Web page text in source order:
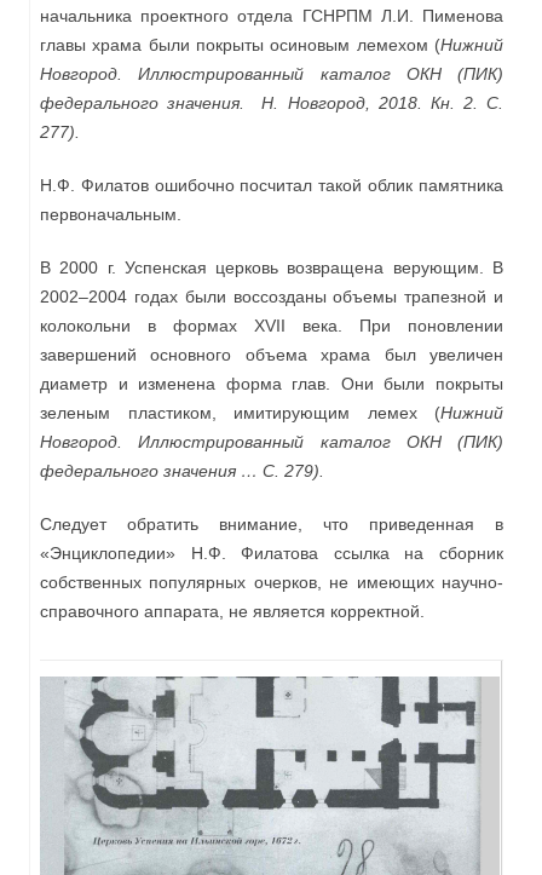
начальника проектного отдела ГСНРПМ Л.И. Пименова
главы храма были покрыты осиновым лемехом (Нижний
Новгород. Иллюстрированный каталог ОКН (ПИК)
федерального значения. Н. Новгород, 2018. Кн. 2. С.
277).
Н.Ф. Филатов ошибочно посчитал такой облик памятника
первоначальным.
В 2000 г. Успенская церковь возвращена верующим. В
2002–2004 годах были воссозданы объемы трапезной и
колокольни в формах XVII века. При поновлении
завершений основного объема храма был увеличен
диаметр и изменена форма глав. Они были покрыты
зеленым пластиком, имитирующим лемех (Нижний
Новгород. Иллюстрированный каталог ОКН (ПИК)
федерального значения … С. 279).
Следует обратить внимание, что приведенная в
«Энциклопедии» Н.Ф. Филатова ссылка на сборник
собственных популярных очерков, не имеющих научно-
справочного аппарата, не является корректной.